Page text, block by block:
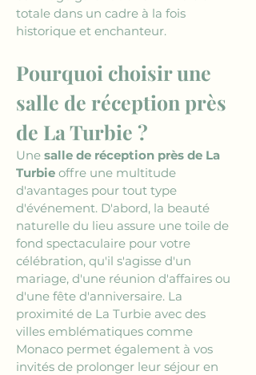
totale dans un cadre à la fois
historique et enchanteur.
Pourquoi choisir une
salle de réception près
de La Turbie ?
Une salle de réception près de La
Turbie offre une multitude
d'avantages pour tout type
d'événement. D'abord, la beauté
naturelle du lieu assure une toile de
fond spectaculaire pour votre
célébration, qu'il s'agisse d'un
mariage, d'une réunion d'affaires ou
d'une fête d'anniversaire. La
proximité de La Turbie avec des
villes emblématiques comme
Monaco permet également à vos
invités de prolonger leur séjour en